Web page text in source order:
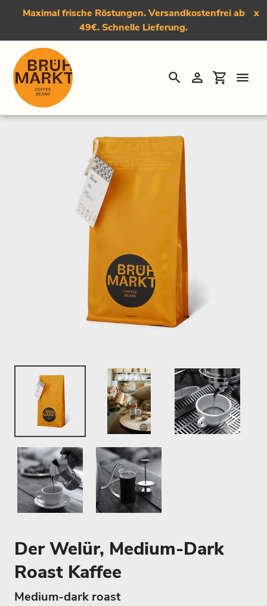
Direkt
Maximal frische Röstungen. Versandkostenfrei ab
49€. Schnelle Lieferung.
x
SuchenEinloggen
Startseite › Der Welür, Medium-Dark Roast Kaffee
Der Welür, Medium-Dark
Roast Kaffee
Medium-dark roast